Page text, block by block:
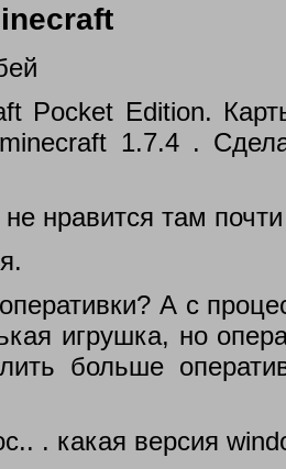
Pocket Edition.
1.7.4 .
нравится там
А с
игрушка, но
больше
. какая версия